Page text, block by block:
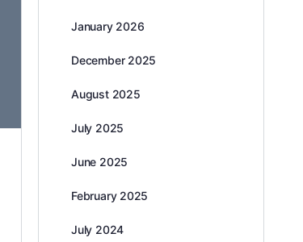
January 2026
December 2025
August 2025
July 2025
June 2025
February 2025
July 2024